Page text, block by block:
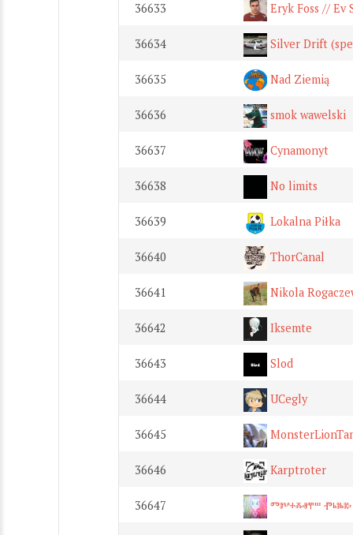
36633 Eryk Foss // Ev
36634 Silver Drift
36635 Nad Ziemią
36636 smok wawelski
36637 Cynamonyt
36638 No limits
36639 Lokalna Piłka
36640 ThorCanal
36641 Nikola
36642 Iksemte
36643 Slod
36644 UCegly
36645
36646 Karptroter
36647 Ⱅⱁⰲⰰⰶⱏⰹⱎ Ⱂⱃⱁⱃⱁⰽ